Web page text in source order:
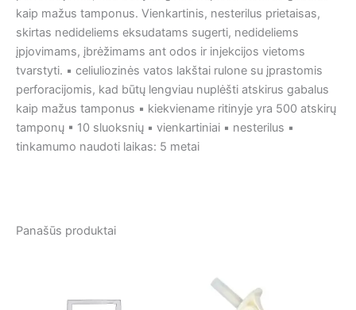
kaip mažus tamponus. Vienkartinis, nesterilus prietaisas,
skirtas nedideliems eksudatams sugerti, nedideliems
įpjovimams, įbrėžimams ant odos ir injekcijos vietoms
tvarstyti. ▪ celiuliozinės vatos lakštai rulone su įprastomis
perforacijomis, kad būtų lengviau nuplėšti atskirus gabalus
kaip mažus tamponus ▪ kiekviename ritinyje yra 500 atskirų
tamponų ▪ 10 sluoksnių ▪ vienkartiniai ▪ nesterilus ▪
tinkamumo naudoti laikas: 5 metai
Panašūs produktai